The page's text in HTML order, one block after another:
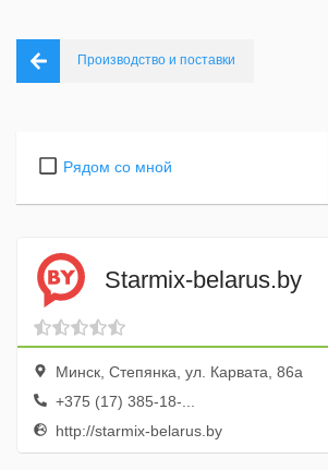
Производство и поставки
Рядом со мной
Starmix-belarus.by
Минск, Степянка, ул. Карвата, 86а
+375 (17) 385-18-...
http://starmix-belarus.by